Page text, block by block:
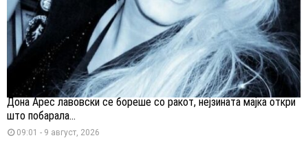
Дона Арес лавовски се бореше со ракот, нејзината мајка откри
што побарала...
09:01 - 9 август, 2026